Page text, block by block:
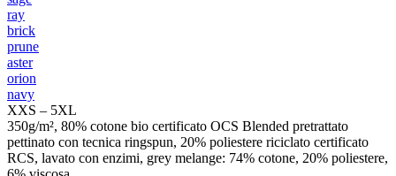
ray
brick
prune
aster
orion
navy
XXS – 5XL
350g/m², 80% cotone bio certificato OCS Blended pretrattato
pettinato con tecnica ringspun, 20% poliestere riciclato certificato
RCS, lavato con enzimi, grey melange: 74% cotone, 20% poliestere,